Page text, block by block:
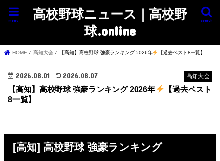
高校野球ニュース｜高校野
球.online
search
menu
HOME 高知大会 【高知】高校野球 強豪ランキング 2026年 【過去ベスト8一覧】
高知大会
2026.08.01 2026.08.07
【高知】高校野球 強豪ランキング 2026年
【過去ベスト
8一覧】
[高知] 高校野球 強豪ランキング